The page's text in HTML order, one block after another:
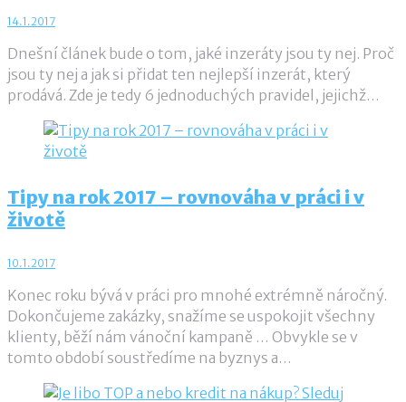
14.1.2017
Dnešní článek bude o tom, jaké inzeráty jsou ty nej. Proč
jsou ty nej a jak si přidat ten nejlepší inzerát, který
prodává. Zde je tedy 6 jednoduchých pravidel, jejichž…
Tipy na rok 2017 – rovnováha v práci i v
životě
10.1.2017
Konec roku bývá v práci pro mnohé extrémně náročný.
Dokončujeme zakázky, snažíme se uspokojit všechny
klienty, běží nám vánoční kampaně … Obvykle se v
tomto období soustředíme na byznys a…